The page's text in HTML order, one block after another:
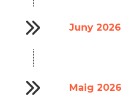
Juny 2026
Maig 2026